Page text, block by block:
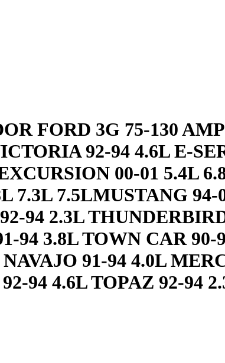
FORD 3G 75-130
92-94 4.6L E-
00-01 5.4L
7.3L 7.5LMUSTANG
94 2.3L
3.8L TOWN CAR 90-
91-94 4.0L
94 4.6L TOPAZ 92-94